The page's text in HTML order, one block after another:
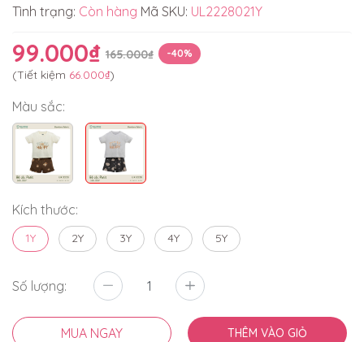
Tình trạng: Còn hàng Mã SKU: UL2228021Y
99.000₫ 165.000₫ -40%
(Tiết kiệm 66.000₫)
Màu sắc:
Kích thước:
1Y 2Y 3Y 4Y 5Y
Số lượng:
MUA NGAY THÊM VÀO GIỎ